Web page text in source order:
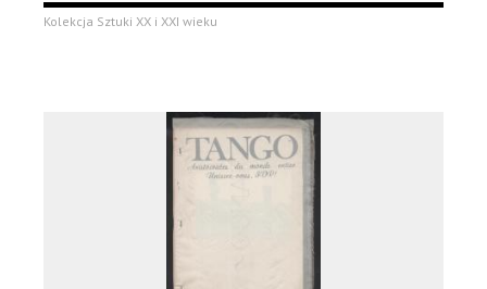
Kolekcja Sztuki XX i XXI wieku